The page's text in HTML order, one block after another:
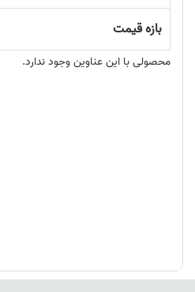
بازه قیمت
محصولی با این عناوین وجود ندارد.